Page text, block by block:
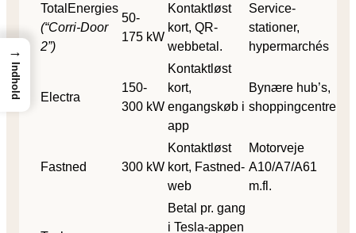
TotalEnergies
(“Corri-Door
2”)
50-
175 kW
Kontaktløst
kort, QR-
webbetal.
Service-
stationer,
hypermarchés
Electra
150-
300 kW
Kontaktløst
kort,
engangskøb i
app
Bynære hub’s,
shoppingcentre
Fastned 300 kW
Kontaktløst
kort, Fastned-
web
Motorveje
A10/A7/A61
m.fl.
Betal pr. gang
i Tesla-appen
→
Indhold